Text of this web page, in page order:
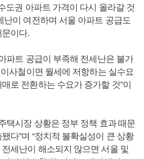
도권 아파트 가격이 다시 올라갈 것
난이 여전하며 서울 아파트 공급도
이다.
파트 공급이 부족해 전세난은 불가
이사철이면 월세에 저항하는 실수요
로 전환하는 수요가 증가할 것”이
택시장 상황은 정부 정책 효과 때문
다”며 “정치적 불확실성이 큰 상황
세난이 해소되지 않으면 서울 및